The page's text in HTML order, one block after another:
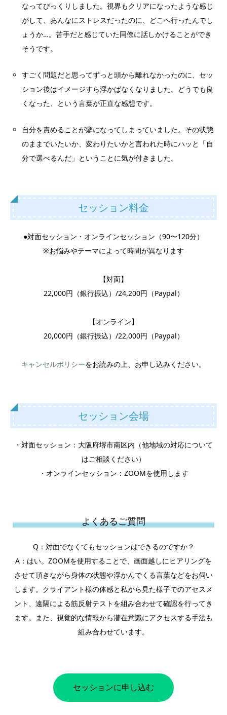
なってびっくりしました。視界もクリアになったような感じ
がして、あんなにストレスだったのに、どこへ行ったんでし
ょうか…。苦手だと感じていた同僚に話しかけることができ
そうです。
すごく問題だと思ってずっと頭から離れなかったのに、セッ
ション後はイメージすら浮かばなくなりました。どうでも良
くなった、という言葉が正直な感想です。
自分を責めることが癖になってしまっていました。その状態
のままでいたいか、変わりたいかと言われた時にハッと「自
分で選べるんだ」ということに気が付きました。
セッション料金
●対面セッション・オンラインセッション（90〜120分）
※お悩みやテーマによって時間が異なります
【対面】
22,000円（銀行振込）/24,200円（Paypal）
【オンライン】
20,000円（銀行振込）/22,000円（Paypal）
キャンセルポリシーをお読みの上、お申し込みください。
セッション会場
・対面セッション：大阪府堺市南区内（他地域の対応について
はご相談ください）
・オンラインセッション：ZOOMを使用します
よくあるご質問
Q：対面でなくてもセッションはできるのですか？
A：はい。ZOOMを使用することで、画面越しにヒアリングを
させて頂きながら身体の状態や浮かんでくる言葉などをお伺い
します。クライアント様の体感と私から見た様子でのアセスメ
ント、遠隔による筋反射テストを組み合わせて確認を行ってき
ます。また、視覚的な情報から潜在意識にアクセスする手法も
組み合わせています。
セッションに申し込む